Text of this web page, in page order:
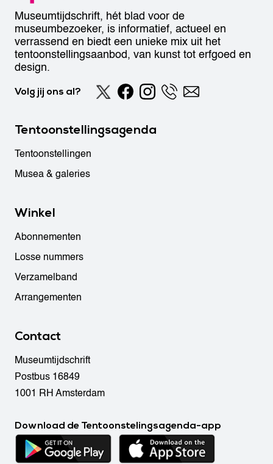
Museumtijdschrift, hét blad voor de
museumbezoeker, is informatief, actueel en
verrassend en biedt een unieke mix uit het
tentoonstellingsaanbod, van kunst tot erfgoed en
design.
Volg jij ons al?
Tentoonstellingsagenda
Tentoonstellingen
Musea & galeries
Winkel
Abonnementen
Losse nummers
Verzamelband
Arrangementen
Contact
Museumtijdschrift
Postbus 16849
1001 RH Amsterdam
Download de Tentoonstelingsagenda-app